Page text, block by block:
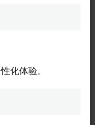
化体验。